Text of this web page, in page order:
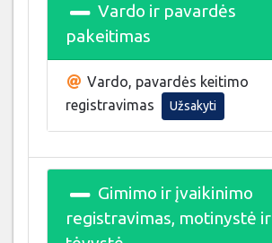
Vardo ir pavardės
pakeitimas
Vardo, pavardės keitimo
registravimas
Užsakyti
Gimimo ir įvaikinimo
registravimas, motinystė ir